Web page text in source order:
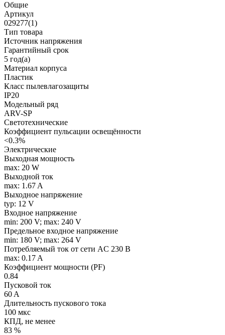
Общие
Артикул
029277(1)
Тип товара
Источник напряжения
Гарантийный срок
5 год(а)
Материал корпуса
Пластик
Класс пылевлагозащиты
IP20
Модельный ряд
ARV-SP
Светотехнические
Коэффициент пульсации освещённости
<0.3%
Электрические
Выходная мощность
max: 20 W
Выходной ток
max: 1.67 A
Выходное напряжение
typ: 12 V
Входное напряжение
min: 200 V; max: 240 V
Предельное входное напряжение
min: 180 V; max: 264 V
Потребляемый ток от сети AC 230 В
max: 0.17 A
Коэффициент мощности (PF)
0.84
Пусковой ток
60 A
Длительность пускового тока
100 мкс
КПД, не менее
83 %